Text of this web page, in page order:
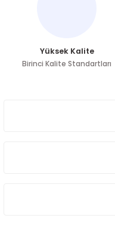
Yüksek Kalite
Birinci Kalite Standartları